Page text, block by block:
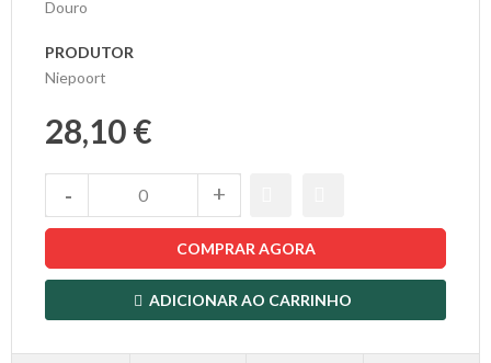
Douro
PRODUTOR
Niepoort
28,10 €
COMPRAR AGORA
ADICIONAR AO CARRINHO